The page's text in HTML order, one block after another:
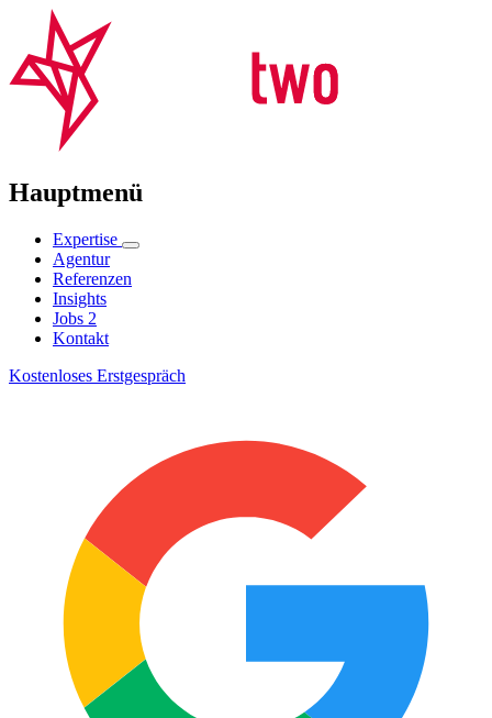
Hauptmenü
Expertise
Agentur
Referenzen
Insights
Jobs 2
Kontakt
Kostenloses Erstgespräch